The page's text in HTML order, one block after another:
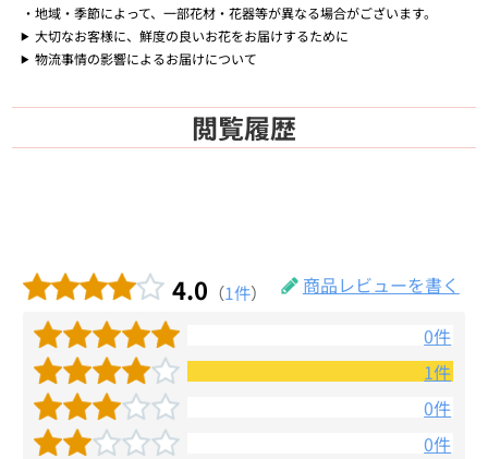
地域・季節によって、一部花材・花器等が異なる場合がございます。
大切なお客様に、鮮度の良いお花をお届けするために
物流事情の影響によるお届けについて
閲覧履歴
4.0 （1件）
商品レビューを書く
0件
1件
0件
0件